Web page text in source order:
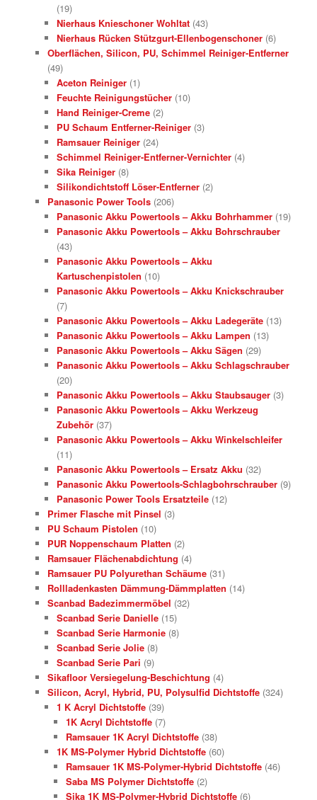
(19)
Nierhaus Knieschoner Wohltat (43)
Nierhaus Rücken Stützgurt-Ellenbogenschoner (6)
Oberflächen, Silicon, PU, Schimmel Reiniger-Entferner
(49)
Aceton Reiniger (1)
Feuchte Reinigungstücher (10)
Hand Reiniger-Creme (2)
PU Schaum Entferner-Reiniger (3)
Ramsauer Reiniger (24)
Schimmel Reiniger-Entferner-Vernichter (4)
Sika Reiniger (8)
Silikondichtstoff Löser-Entferner (2)
Panasonic Power Tools (206)
Panasonic Akku Powertools – Akku Bohrhammer (19)
Panasonic Akku Powertools – Akku Bohrschrauber
(43)
Panasonic Akku Powertools – Akku
Kartuschenpistolen (10)
Panasonic Akku Powertools – Akku Knickschrauber
(7)
Panasonic Akku Powertools – Akku Ladegeräte (13)
Panasonic Akku Powertools – Akku Lampen (13)
Panasonic Akku Powertools – Akku Sägen (29)
Panasonic Akku Powertools – Akku Schlagschrauber
(20)
Panasonic Akku Powertools – Akku Staubsauger (3)
Panasonic Akku Powertools – Akku Werkzeug
Zubehör (37)
Panasonic Akku Powertools – Akku Winkelschleifer
(11)
Panasonic Akku Powertools – Ersatz Akku (32)
Panasonic Akku Powertools-Schlagbohrschrauber (9)
Panasonic Power Tools Ersatzteile (12)
Primer Flasche mit Pinsel (3)
PU Schaum Pistolen (10)
PUR Noppenschaum Platten (2)
Ramsauer Flächenabdichtung (4)
Ramsauer PU Polyurethan Schäume (31)
Rollladenkasten Dämmung-Dämmplatten (14)
Scanbad Badezimmermöbel (32)
Scanbad Serie Danielle (15)
Scanbad Serie Harmonie (8)
Scanbad Serie Jolie (8)
Scanbad Serie Pari (9)
Sikafloor Versiegelung-Beschichtung (4)
Silicon, Acryl, Hybrid, PU, Polysulfid Dichtstoffe (324)
1 K Acryl Dichtstoffe (39)
1K Acryl Dichtstoffe (7)
Ramsauer 1K Acryl Dichtstoffe (38)
1K MS-Polymer Hybrid Dichtstoffe (60)
Ramsauer 1K MS-Polymer-Hybrid Dichtstoffe (46)
Saba MS Polymer Dichtstoffe (2)
Sika 1K MS-Polymer-Hybrid Dichtstoffe (6)